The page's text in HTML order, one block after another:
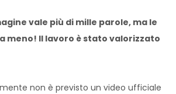
vale più di mille parole, ma le
meno! Il lavoro è stato valorizzato
non è previsto un video ufficiale